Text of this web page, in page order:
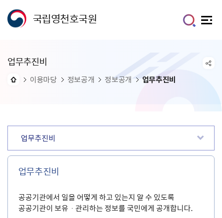
국립영천호국원
업무추진비
이용마당 정보공개 정보공개 업무추진비
업무추진비
업무추진비
공공기관에서 일을 어떻게 하고 있는지 알 수 있도록
공공기관이 보유ㆍ관리하는 정보를 국민에게 공개합니다.